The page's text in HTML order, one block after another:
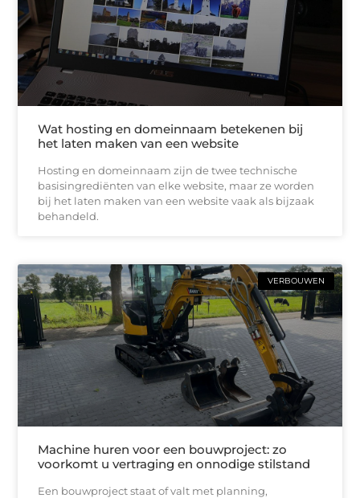
Wat hosting en domeinnaam betekenen bij
het laten maken van een website
Hosting en domeinnaam zijn de twee technische
basisingrediënten van elke website, maar ze worden
bij het laten maken van een website vaak als bijzaak
behandeld.
VERBOUWEN
Machine huren voor een bouwproject: zo
voorkomt u vertraging en onnodige stilstand
Een bouwproject staat of valt met planning,